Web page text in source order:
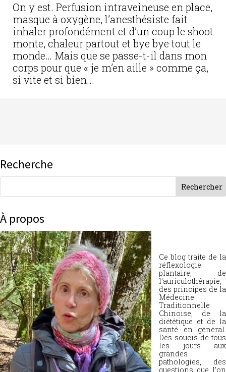
On y est. Perfusion intraveineuse en place,
masque à oxygène, l’anesthésiste fait
inhaler profondément et d’un coup le shoot
monte, chaleur partout et bye bye tout le
monde… Mais que se passe-t-il dans mon
corps pour que « je m’en aille » comme ça,
si vite et si bien...
Recherche
À propos
Ce blog traite de la
réflexologie
plantaire, de
l’auriculothérapie,
des principes de la
Médecine
Traditionnelle
Chinoise, de la
diététique et de la
santé en général.
Des soucis de tous
les jours aux
grandes
pathologies, des
questions que l’on